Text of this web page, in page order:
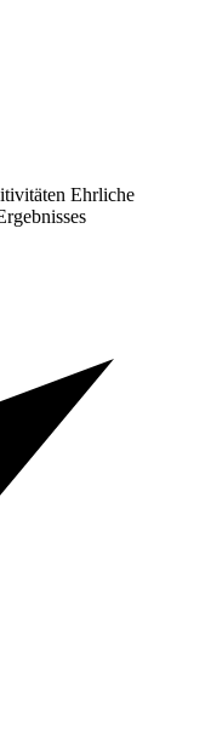
Ehrliche